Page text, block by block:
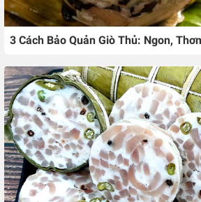
3 Cách Bảo Quản Giò Thủ: Ngon,